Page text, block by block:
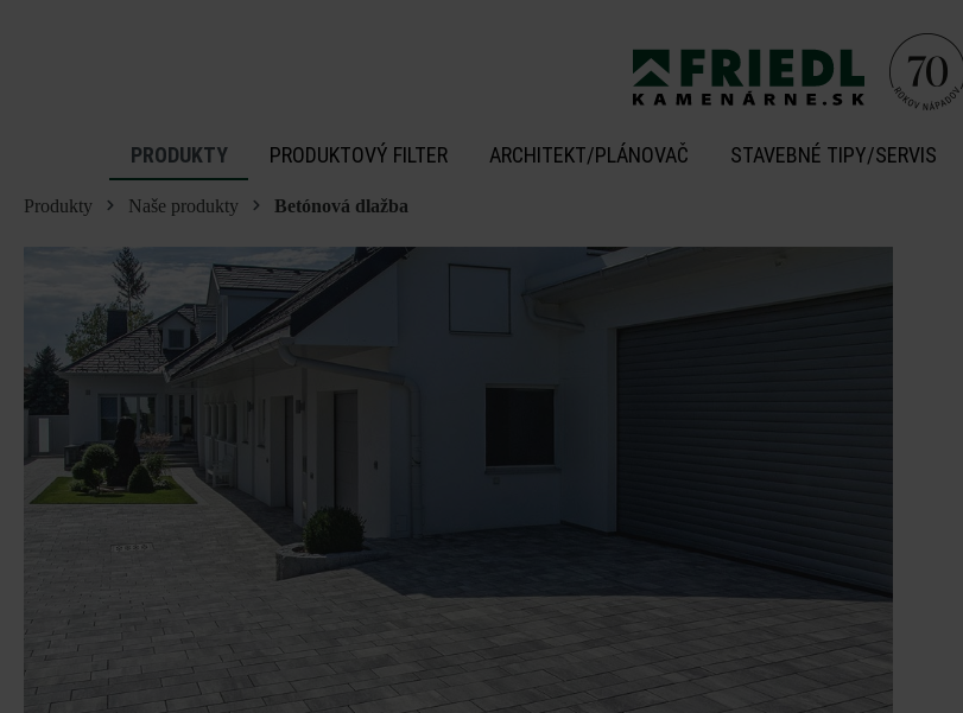
PRODUKTY PRODUKTOVÝ FILTER ARCHITEKT/PLÁNOVAČ STAVEBNÉ TIPY/SERVIS
Produkty Naše produkty Betónová dlažba